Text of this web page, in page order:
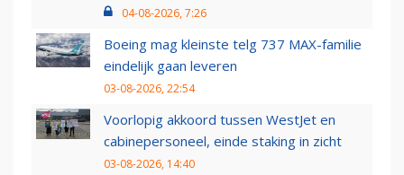
04-08-2026, 7:26
Boeing mag kleinste telg 737 MAX-familie
eindelijk gaan leveren
03-08-2026, 22:54
Voorlopig akkoord tussen WestJet en
cabinepersoneel, einde staking in zicht
03-08-2026, 14:40